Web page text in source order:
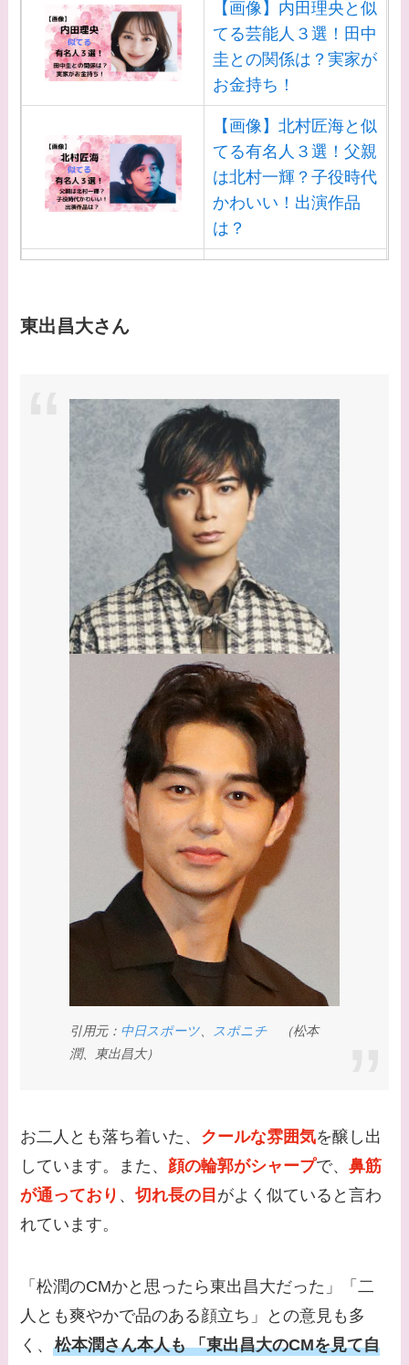
てる？
【画像】野呂佳代と似
てる有名人３選！AKB
時代痩せていた？旦那
との馴れ初めは？
【画像】柴咲コウと似
てる女優３選！結婚し
て旦那がいる？北海道
のどこに住んでる？
【画像】内田理央と似
てる芸能人３選！田中
圭との関係は？実家が
お金持ち！
【画像】北村匠海と似
てる有名人３選！父親
は北村一輝？子役時代
かわいい！出演作品
は？
系図・家族構成は？嫁
西野七瀬との馴れ初め
や現在の活動は？
【画像】平子理沙と似
てる有名人３選！ヒア
ルロン酸で顔が変わっ
た？村井克行との関係
は？
【画像】早乙女友貴と
島袋寛子の離婚理由は
なに？2人は現在何し
てる？
【画像】松田賢二と辺
見えみりの離婚理由は
なに？子供は現在何し
てる？
【画像】野呂佳代と似
てる有名人３選！AKB
時代痩せていた？旦那
との馴れ初めは？
【画像】柴咲コウと似
てる女優３選！結婚し
てる女優３選！旦那や
子供はいる？砂糖断ち
のきっかけ・効果は？
東出昌大さん
引用元： 中日スポーツ スポニチ （松本
潤、東出昌大）
お二人とも落ち着いた、 クールな雰囲気を醸し出
しています。また、 顔の輪郭がシャープで、鼻筋
が通っており 、切れ長の目 がよく似ていると言わ
れています。
「松潤のCMかと思ったら東出昌大だった」「二
人とも爽やかで品のある顔立ち」との意見も多
く、松本潤さん本人も 「東出昌大のCMを見て自